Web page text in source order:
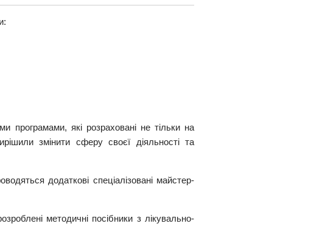
програмами, які розраховані не тільки на
змінити сферу своєї діяльності та
додаткові спеціалізовані майстер-
методичні посібники з лікувально-